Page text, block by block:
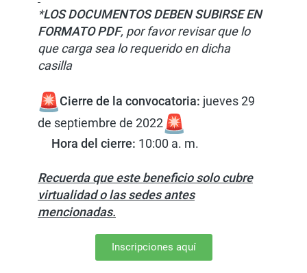
*LOS DOCUMENTOS DEBEN SUBIRSE EN
FORMATO PDF, por favor revisar que lo
que carga sea lo requerido en dicha
casilla
Cierre de la convocatoria: jueves 29
de septiembre de 2022
Hora del cierre: 10:00 a. m.
Recuerda que este beneficio solo cubre
virtualidad o las sedes antes
mencionadas.
Inscripciones aquí